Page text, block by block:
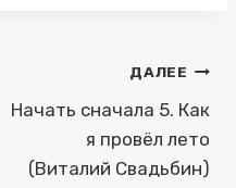
ДАЛЕЕ
Начать сначала 5. Как
я провёл лето
(Виталий Свадьбин)